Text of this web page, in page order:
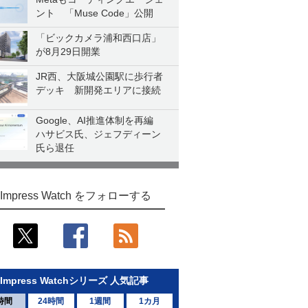
ント 「Muse Code」公開
「ビックカメラ浦和西口店」
が8月29日開業
JR西、大阪城公園駅に歩行者
デッキ 新開発エリアに接続
Google、AI推進体制を再編
ハサビス氏、ジェフディーン
氏ら退任
Impress Watch をフォローする
Impress Watchシリーズ 人気記事
間 24時間 1週間 1カ月